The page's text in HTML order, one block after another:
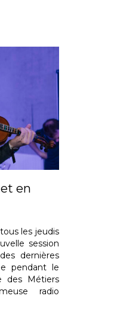
en
les jeudis
session
dernières
pendant le
des Métiers
radio